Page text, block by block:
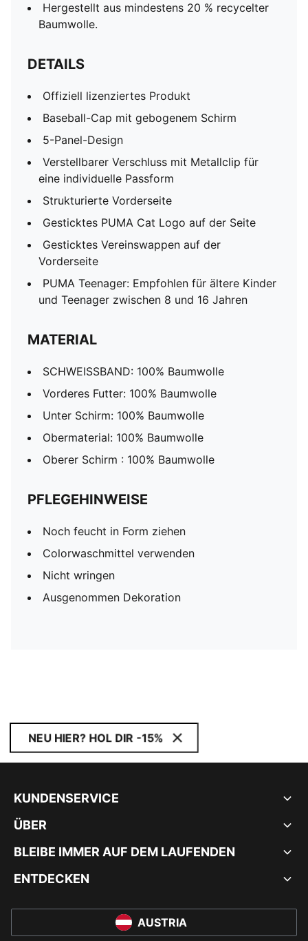
Hergestellt aus mindestens 20 % recycelter
Baumwolle.
DETAILS
Offiziell lizenziertes Produkt
Baseball-Cap mit gebogenem Schirm
5-Panel-Design
Verstellbarer Verschluss mit Metallclip für
eine individuelle Passform
Strukturierte Vorderseite
Gesticktes PUMA Cat Logo auf der Seite
Gesticktes Vereinswappen auf der
Vorderseite
PUMA Teenager: Empfohlen für ältere Kinder
und Teenager zwischen 8 und 16 Jahren
MATERIAL
SCHWEISSBAND: 100% Baumwolle
Vorderes Futter: 100% Baumwolle
Unter Schirm: 100% Baumwolle
Obermaterial: 100% Baumwolle
Oberer Schirm : 100% Baumwolle
PFLEGEHINWEISE
Noch feucht in Form ziehen
Colorwaschmittel verwenden
Nicht wringen
Ausgenommen Dekoration
NEU HIER? HOL DIR -15%
KUNDENSERVICE
ÜBER
BLEIBE IMMER AUF DEM LAUFENDEN
ENTDECKEN
AUSTRIA